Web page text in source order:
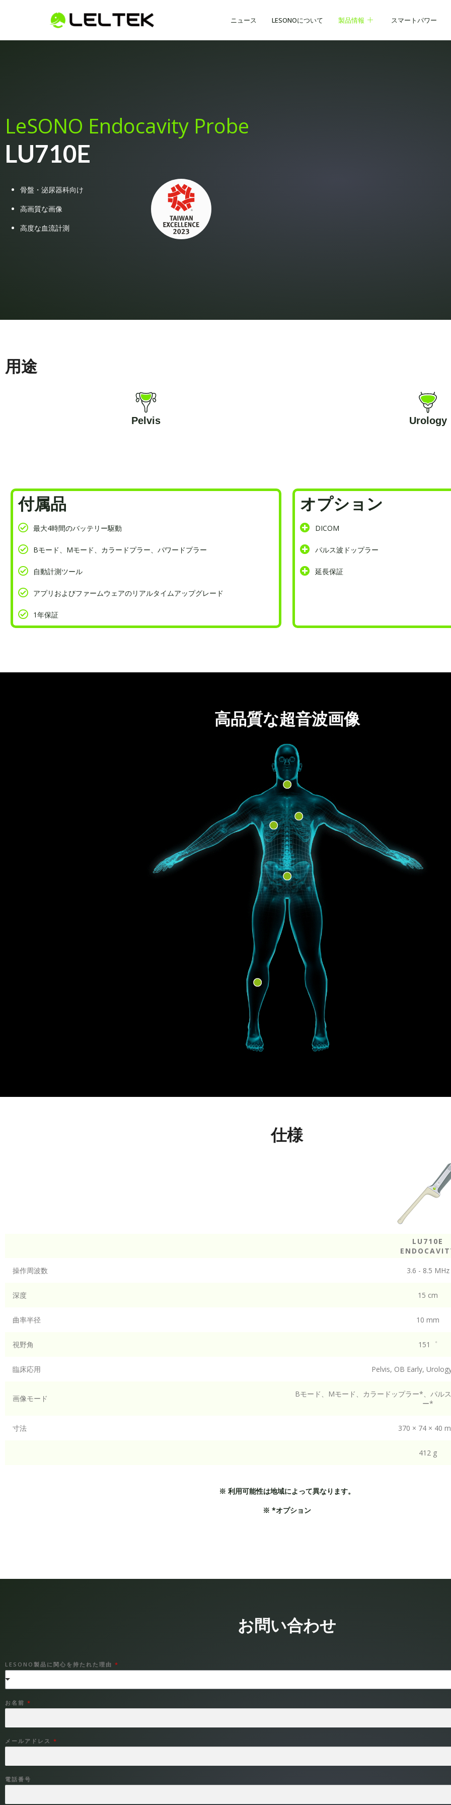
ニュース LESONOについて 製品情報 スマートパワー
LeSONO Endocavity Probe
LU710E
骨盤・泌尿器科向け
高画質な画像
高度な血流計測
用途
Pelvis Urology
付属品
最大4時間のバッテリー駆動
Bモード、Mモード、カラードプラー、パワードプラー
自動計測ツール
アプリおよびファームウェアのリアルタイムアップグレード
1年保証
オプション
DICOM
パルス波ドップラー
延長保証
高品質な超音波画像
仕様
LU710E
操作周波数 3.6 - 8.5 MHz
深度 15 cm
曲率半径 10 mm
視野角 151゜
臨床応用 Pelvis, OB Early,
画像モード
Bモード、Mモード、カラードップラー*、パル
ー*
寸法 370 × 74 × 40
412 g
※ 利用可能性は地域によって異なります。
※ *オプション
お問い合わせ
LESONO製品に関心を持たれた理由 *
お名前 *
メールアドレス *
/
国
電話番号